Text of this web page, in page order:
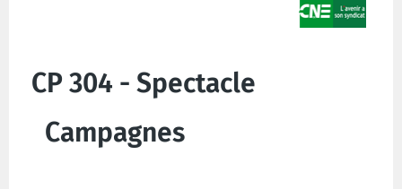
CP 304 - Spectacle
Campagnes